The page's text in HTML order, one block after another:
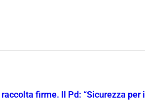
firme. Il Pd: “Sicurezza per i